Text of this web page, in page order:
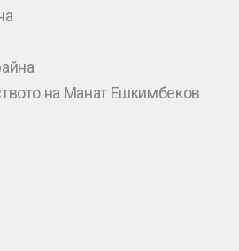
на Манат Ешкимбеков